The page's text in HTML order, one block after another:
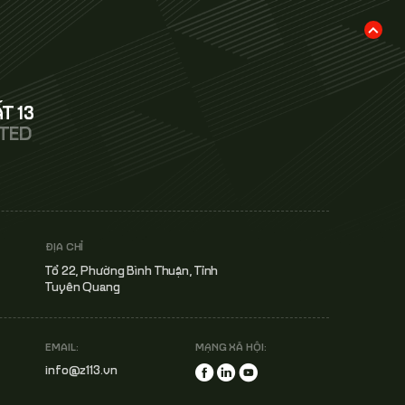
13
ĐỊA CHỈ
Tổ 22, Phường Bình Thuận, Tỉnh
Tuyên Quang
EMAIL:
info@z113.vn
MẠNG XÃ HỘI: